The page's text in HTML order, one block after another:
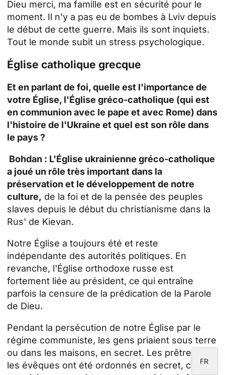
Dieu merci, ma famille est en sécurité pour le
moment. Il n'y a pas eu de bombes à Lviv depuis
le début de cette guerre. Mais ils sont inquiets.
Tout le monde subit un stress psychologique.
Église catholique grecque
Et en parlant de foi, quelle est l'importance de
votre Église, l'Église gréco-catholique (qui est
en communion avec le pape et avec Rome) dans
l'histoire de l'Ukraine et quel est son rôle dans
le pays ?
Bohdan : L'Église ukrainienne gréco-catholique
a joué un rôle très important dans la
préservation et le développement de notre
culture, de la foi et de la pensée des peuples
slaves depuis le début du christianisme dans la
Rus' de Kievan.
Notre Église a toujours été et reste
indépendante des autorités politiques. En
revanche, l'Église orthodoxe russe est
fortement liée au président, ce qui entraîne
parfois la censure de la prédication de la Parole
de Dieu.
Pendant la persécution de notre Église par le
régime communiste, les gens priaient sous terre
ou dans les maisons, en secret. Les prêtres et
les évêques ont été ordonnés en secret, car les
FR
ES
EN
DE
JA
ID